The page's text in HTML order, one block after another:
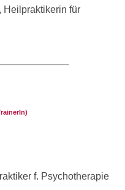
Heilpraktikerin für
f. Psychotherapie